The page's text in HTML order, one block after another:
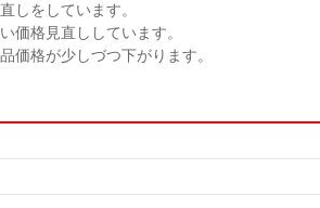
しをしています。
価格見直ししています。
価格が少しづつ下がります。